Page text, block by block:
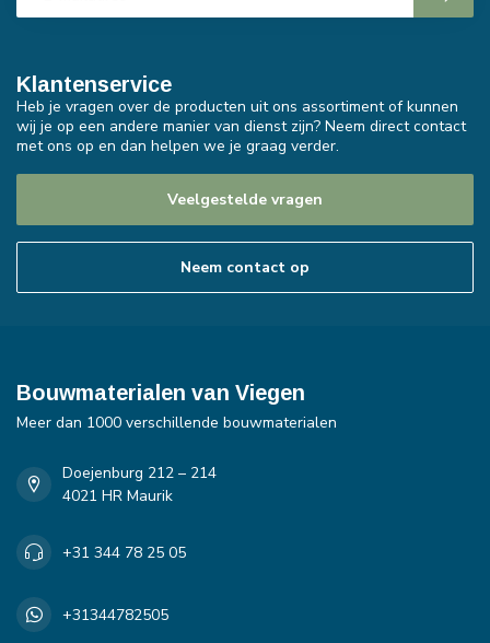
Klantenservice
Heb je vragen over de producten uit ons assortiment of kunnen
wij je op een andere manier van dienst zijn? Neem direct contact
met ons op en dan helpen we je graag verder.
Veelgestelde vragen
Neem contact op
Bouwmaterialen van Viegen
Meer dan 1000 verschillende bouwmaterialen
Doejenburg 212 – 214
4021 HR Maurik
+31 344 78 25 05
+31344782505